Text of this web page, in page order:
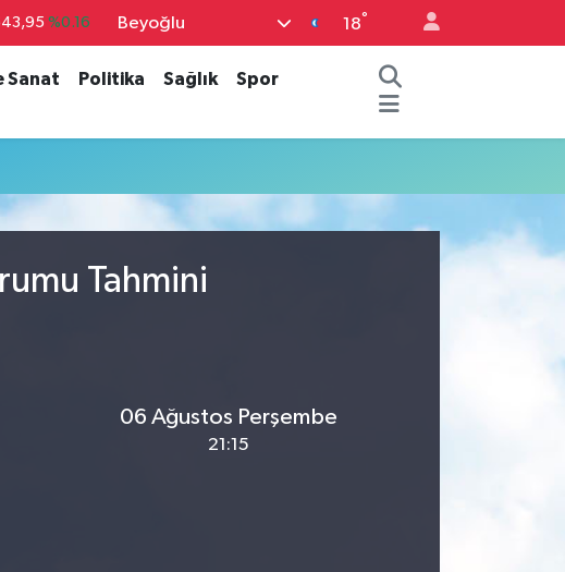
%0.16
%0.2
13.799
Beyoğlu 18°
Sanat Politika Sağlık
Spor
Tahmini
06 Ağustos Perşembe
21:15